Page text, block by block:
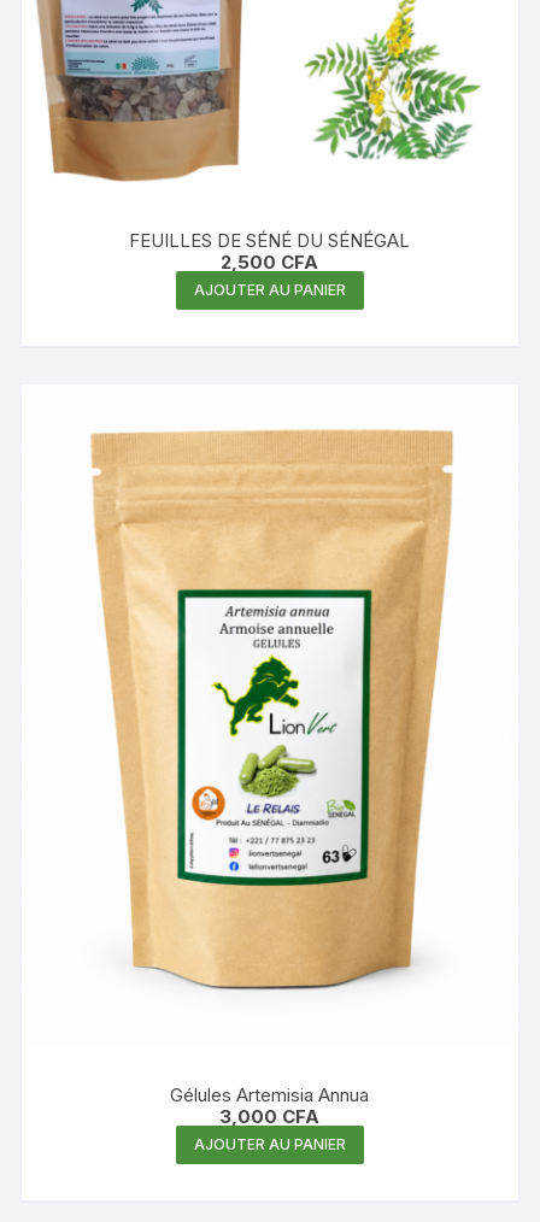
FEUILLES DE SÉNÉ DU SÉNÉGAL
2,500 CFA
AJOUTER AU PANIER
Gélules Artemisia Annua
3,000 CFA
AJOUTER AU PANIER